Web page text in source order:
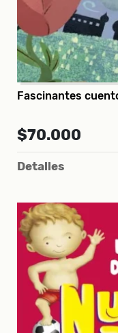
$70.000
Detalles